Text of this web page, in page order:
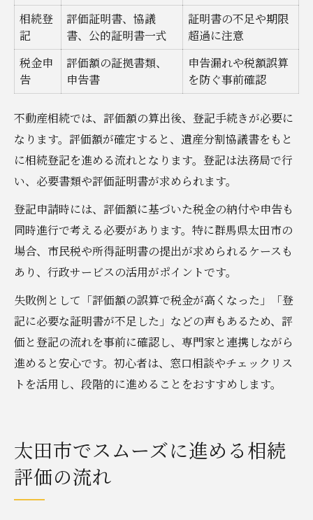
相続登
記
評価証明書、協議
書、公的証明書一式
証明書の不足や期限
超過に注意
税金申
告
評価額の証拠書類、
申告書
申告漏れや税額誤算
を防ぐ事前確認
不動産相続では、評価額の算出後、登記手続きが必要に
なります。評価額が確定すると、遺産分割協議書をもと
に相続登記を進める流れとなります。登記は法務局で行
い、必要書類や評価証明書が求められます。
登記申請時には、評価額に基づいた税金の納付や申告も
同時進行で考える必要があります。特に群馬県太田市の
場合、市民税や所得証明書の提出が求められるケースも
あり、行政サービスの活用がポイントです。
失敗例として「評価額の誤算で税金が高くなった」「登
記に必要な証明書が不足した」などの声もあるため、評
価と登記の流れを事前に確認し、専門家と連携しながら
進めると安心です。初心者は、窓口相談やチェックリス
トを活用し、段階的に進めることをおすすめします。
太田市でスムーズに進める相続
評価の流れ